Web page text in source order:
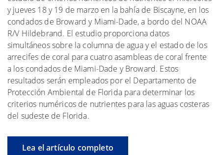
y jueves 18 y 19 de marzo en la bahía de Biscayne, en los
condados de Broward y Miami-Dade, a bordo del NOAA
R/V Hildebrand. El estudio proporciona datos
simultáneos sobre la columna de agua y el estado de los
arrecifes de coral para cuatro asambleas de coral frente
a los condados de Miami-Dade y Broward. Estos
resultados serán empleados por el Departamento de
Protección Ambiental de Florida para determinar los
criterios numéricos de nutrientes para las aguas costeras
del sudeste de Florida.
Lea el artículo completo